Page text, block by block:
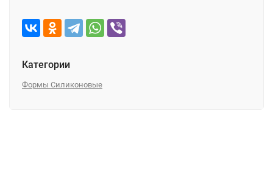
Категории
Формы Силиконовые